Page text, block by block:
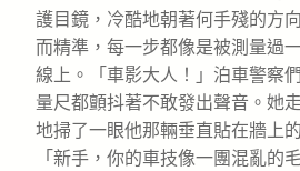
護目鏡，冷酷地朝著何手殘的方
而精準，每一步都像是被測量過
線上。「車影大人！」泊車警察
量尺都顫抖著不敢發出聲音。她
地掃了一眼他那輛垂直貼在牆上
「新手，你的車技像一團混亂的